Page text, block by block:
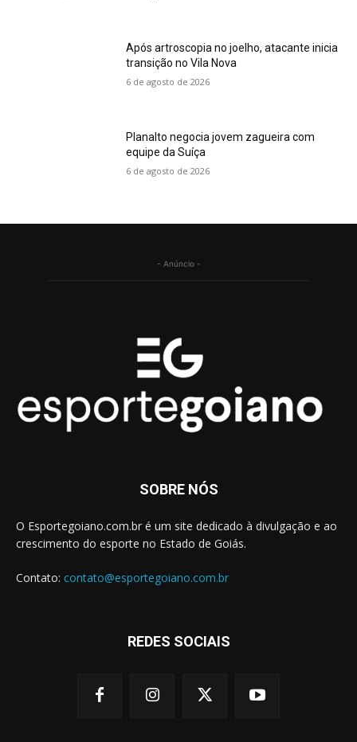
Após artroscopia no joelho, atacante inicia
transição no Vila Nova
6 de agosto de 2026
Planalto negocia jovem zagueira com
equipe da Suíça
6 de agosto de 2026
- Anúncio -
SOBRE NÓS
O Esportegoiano.com.br é um site dedicado à divulgação e ao
crescimento do esporte no Estado de Goiás.
Contato: contato@esportegoiano.com.br
REDES SOCIAIS